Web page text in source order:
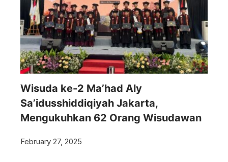
Wisuda ke-2 Ma’had Aly
Sa’idusshiddiqiyah Jakarta,
Mengukuhkan 62 Orang Wisudawan
February 27, 2025